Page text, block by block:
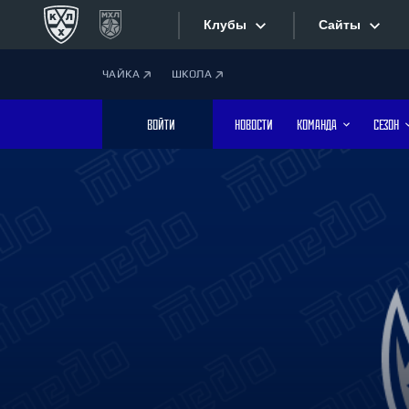
Клубы
Дивизион Боброва
Лада
Сайты
Текстовые
Фотобанк
ЧАЙКА ШКОЛА
ВОЙТИ НОВОСТИ КОМАНДА СЕЗОН